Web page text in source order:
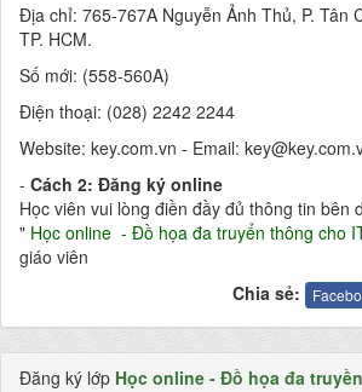
Địa chỉ: 765-767A Nguyễn Ảnh Thủ, P. Tân
TP. HCM.
Số mới: (558-560A)
Điện thoại: (028) 2242 2244
Website: key.com.vn - Email:
- Cách 2: Đăng ký online
Học viên vui lòng điền đầy đủ thông tin bên
" Học online - Đồ họa đa truyển thông cho
giáo viên
Chia sẻ:
Đăng ký lớp Học online - Đồ họa đa